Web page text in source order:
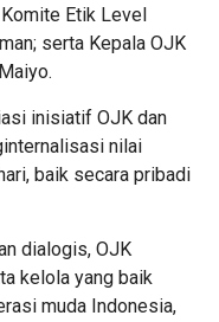
Komite Etik Level
serta Kepala OJK
inisiatif OJK dan
nilai
baik secara pribadi
dialogis, OJK
kelola yang baik
muda Indonesia,